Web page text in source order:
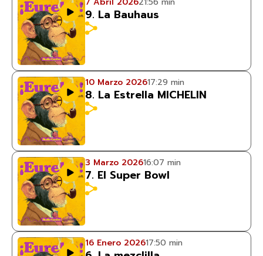
9. La Bauhaus
10 Marzo 202617:29 min
8. La Estrella MICHELIN
3 Marzo 202616:07 min
7. El Super Bowl
16 Enero 202617:50 min